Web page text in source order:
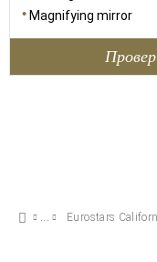
Magnifying mirror
Eurostars